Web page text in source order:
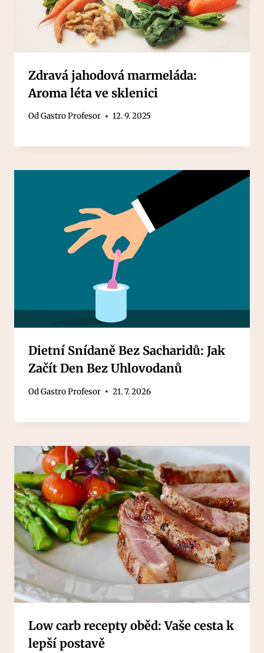
Zdravá jahodová marmeláda:
Aroma léta ve sklenici
OdGastro Profesor 12. 9. 2025
Dietní Snídaně Bez Sacharidů: Jak
Začít Den Bez Uhlovodanů
OdGastro Profesor 21. 7. 2026
Low carb recepty oběd: Vaše cesta k
lepší postavě